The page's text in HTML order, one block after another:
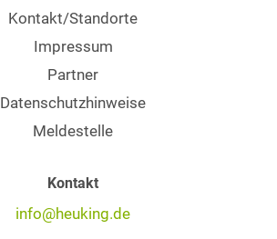
Kontakt/Standorte
Impressum
Partner
Datenschutzhinweise
Meldestelle
Kontakt
info@heuking.de